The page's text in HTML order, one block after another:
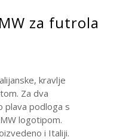
za futrola
kravlje
Za dva
plava podloga s
logotipom.
i Italiji.